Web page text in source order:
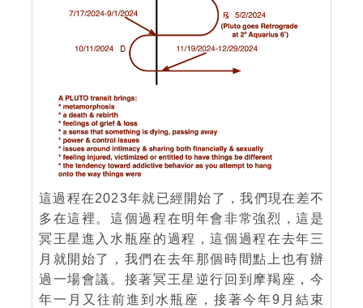
這過程在2023年就已經開始了，我們現在差不
多在這裡。這個過程在明年會非常強烈，這是
冥王星進入水瓶座的過程，這個過程在去年三
月就開始了，我們在去年那個時間點上也有辦
過一場會議。接著冥王星逆行回到摩羯座，今
年一月又往前進到水瓶座，接著今年9月結束